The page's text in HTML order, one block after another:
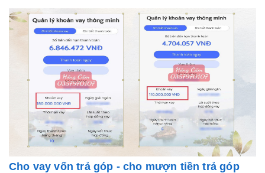
Cho vay vốn trả góp - cho mượn tiền trả góp